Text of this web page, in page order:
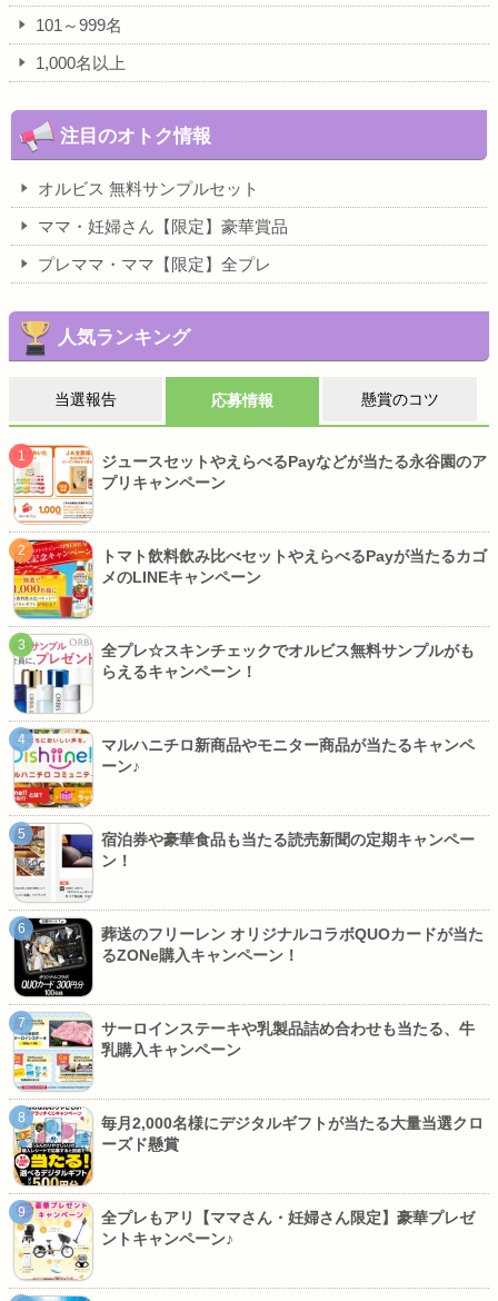
101～999名
1,000名以上
注目のオトク情報
オルビス 無料サンプルセット
ママ・妊婦さん【限定】豪華賞品
プレママ・ママ【限定】全プレ
人気ランキング
当選報告 応募情報 懸賞のコツ
ジュースセットやえらべるPayなどが当たる永谷園のア
プリキャンペーン
トマト飲料飲み比べセットやえらべるPayが当たるカゴ
メのLINEキャンペーン
全プレ☆スキンチェックでオルビス無料サンプルがも
らえるキャンペーン！
マルハニチロ新商品やモニター商品が当たるキャンペ
ーン♪
宿泊券や豪華食品も当たる読売新聞の定期キャンペー
ン！
葬送のフリーレン オリジナルコラボQUOカードが当た
るZONe購入キャンペーン！
サーロインステーキや乳製品詰め合わせも当たる、牛
乳購入キャンペーン
毎月2,000名様にデジタルギフトが当たる大量当選クロ
ーズド懸賞
全プレもアリ【ママさん・妊婦さん限定】豪華プレゼ
ントキャンペーン♪